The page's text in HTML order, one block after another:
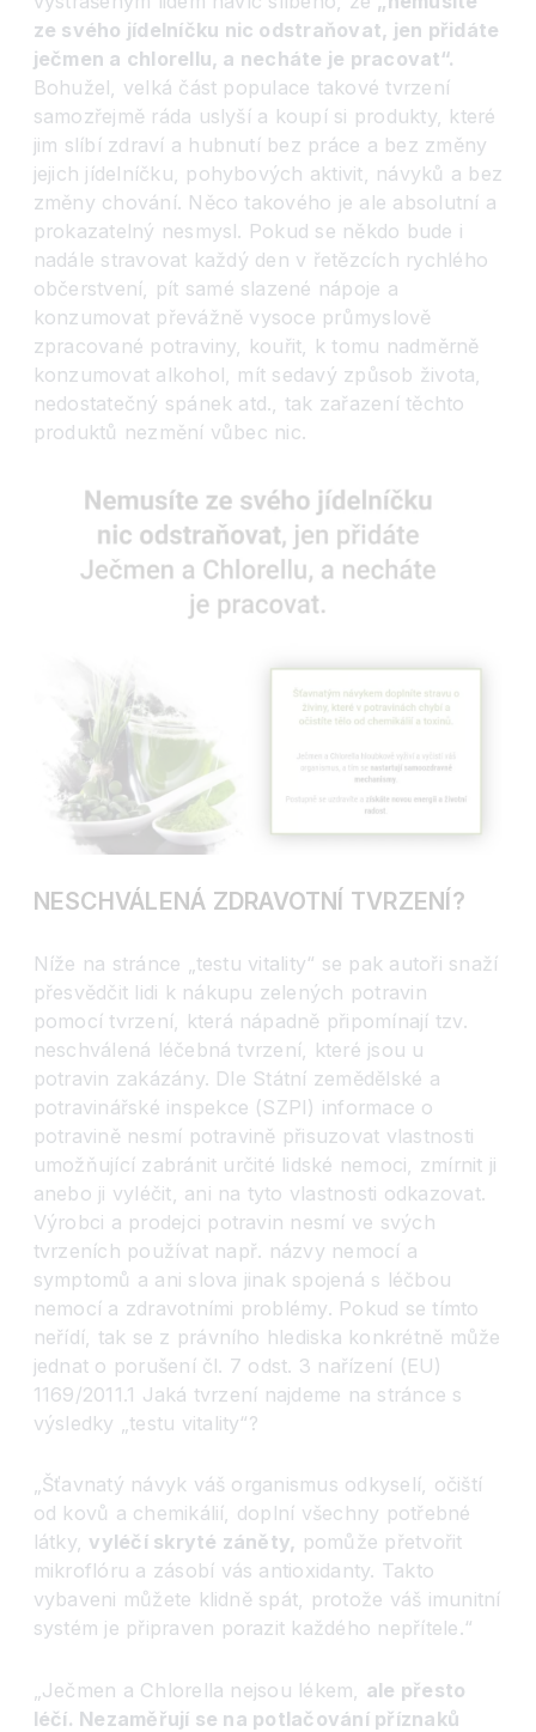
ze svého jídelníčku nic odstraňovat, jen přidáte
ječmen a chlorellu, a necháte je pracovat“.
Bohužel, velká část populace takové tvrzení
samozřejmě ráda uslyší a koupí si produkty, které
jim slíbí zdraví a hubnutí bez práce a bez změny
jejich jídelníčku, pohybových aktivit, návyků a bez
změny chování. Něco takového je ale absolutní a
prokazatelný nesmysl. Pokud se někdo bude i
nadále stravovat každý den v řetězcích rychlého
občerstvení, pít samé slazené nápoje a
konzumovat převážně vysoce průmyslově
zpracované potraviny, kouřit, k tomu nadměrně
konzumovat alkohol, mít sedavý způsob života,
nedostatečný spánek atd., tak zařazení těchto
produktů nezmění vůbec nic.
NESCHVÁLENÁ ZDRAVOTNÍ TVRZENÍ?
Níže na stránce „testu vitality“ se pak autoři snaží
přesvědčit lidi k nákupu zelených potravin
pomocí tvrzení, která nápadně připomínají tzv.
neschválená léčebná tvrzení, které jsou u
potravin zakázány. Dle Státní zemědělské a
potravinářské inspekce (SZPI) informace o
potravině nesmí potravině přisuzovat vlastnosti
umožňující zabránit určité lidské nemoci, zmírnit ji
anebo ji vyléčit, ani na tyto vlastnosti odkazovat.
Výrobci a prodejci potravin nesmí ve svých
tvrzeních používat např. názvy nemocí a
symptomů a ani slova jinak spojená s léčbou
nemocí a zdravotními problémy. Pokud se tímto
neřídí, tak se z právního hlediska konkrétně může
jednat o porušení čl. 7 odst. 3 nařízení (EU)
1169/2011.1 Jaká tvrzení najdeme na stránce s
výsledky „testu vitality“?
„Šťavnatý návyk váš organismus odkyselí, očiští
od kovů a chemikálií, doplní všechny potřebné
látky, vyléčí skryté záněty, pomůže přetvořit
mikroflóru a zásobí vás antioxidanty. Takto
vybaveni můžete klidně spát, protože váš imunitní
systém je připraven porazit každého nepřítele.“
„Ječmen a Chlorella nejsou lékem, ale přesto
léčí. Nezaměřují se na potlačování příznaků